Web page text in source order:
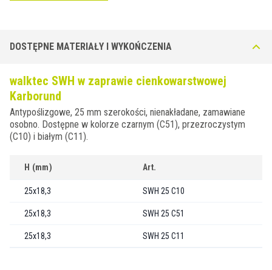
DOSTĘPNE MATERIAŁY I WYKOŃCZENIA
walktec SWH w zaprawie cienkowarstwowej
Karborund
Antypoślizgowe, 25 mm szerokości, nienakładane, zamawiane
osobno. Dostępne w kolorze czarnym (C51), przezroczystym
(C10) i białym (C11).
H (mm) Art.
25x18,3 SWH 25 C10
25x18,3 SWH 25 C51
25x18,3 SWH 25 C11